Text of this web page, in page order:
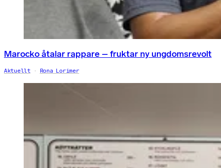
Marocko åtalar rappare – fruktar ny ungdomsrevolt
Aktuellt Rona Lorimer